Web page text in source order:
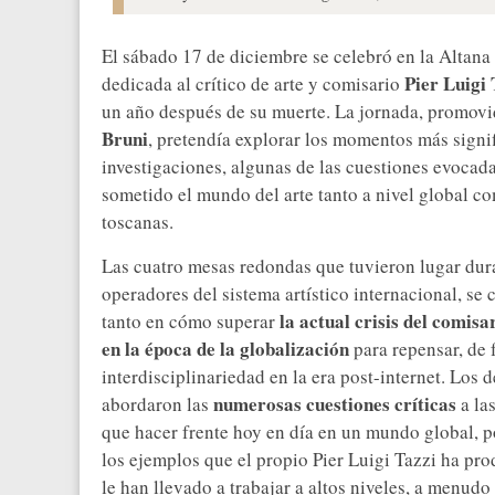
El sábado 17 de diciembre se celebró en la
dedicada al crítico de arte y comisario Pier Luigi
un año después de su muerte. La jornada,
Bruni, pretendía explorar los momentos más
investigaciones, algunas de las cuestiones
sometido el mundo del arte tanto a nivel global
toscanas.
Las cuatro mesas redondas que tuvieron lugar
operadores del sistema artístico internacional, se
tanto en cómo superarla actual crisis del
en la época de la globalizaciónpara repensar,
interdisciplinariedad en la era post-internet. Los
abordaron las numerosas cuestiones críticas a
que hacer frente hoy en día en un mundo
los ejemplos que el propio Pier Luigi Tazzi ha
le han llevado a trabajar a altos niveles, a